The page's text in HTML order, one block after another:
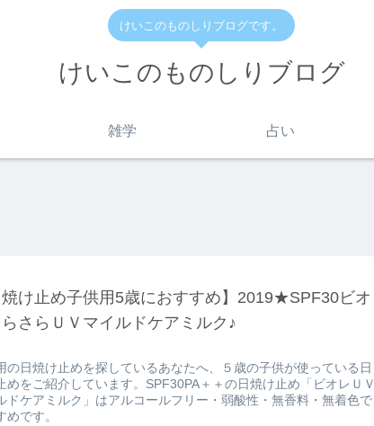
けいこのものしりブログです。
けいこのものしりブログ
雑学 占い
け止め子供用5歳におすすめ】2019★SPF30ビオ
さらＵＶマイルドケアミルク♪
の日焼け止めを探しているあなたへ、５歳の子供が使っている日
めをご紹介しています。SPF30PA＋＋の日焼け止め「ビオレＵＶ
ドケアミルク」はアルコールフリー・弱酸性・無香料・無着色で
めです。